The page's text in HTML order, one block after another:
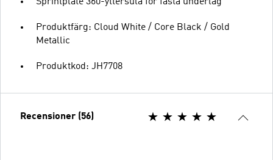
Produktfärg: Cloud White / Core Black / Gold
Metallic
Produktkod: JH7708
Recensioner (56)